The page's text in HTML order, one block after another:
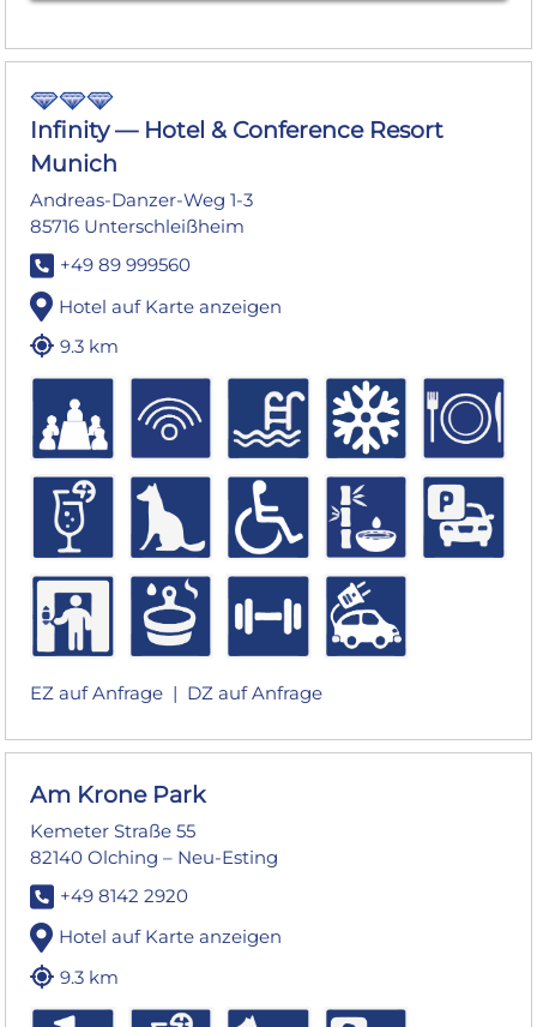
Infinity — Hotel & Conference Resort
Munich
Andreas-Danzer-Weg 1-3
85716 Unterschleißheim
+49 89 999560
Hotel auf Karte anzeigen
9.3 km
EZ auf Anfrage | DZ auf Anfrage
Am Krone Park
Kemeter Straße 55
82140 Olching – Neu-Esting
+49 8142 2920
Hotel auf Karte anzeigen
9.3 km